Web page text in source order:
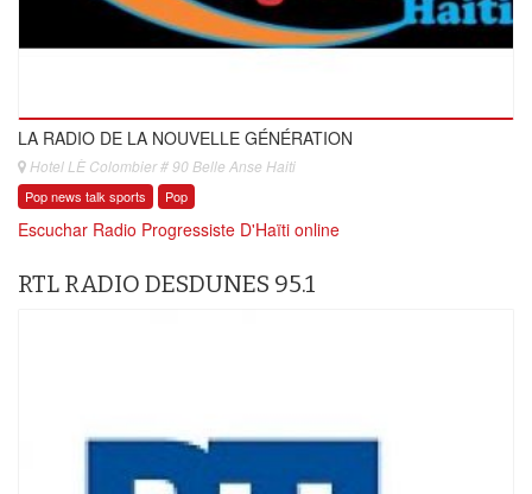
LA RADIO DE LA NOUVELLE GÉNÉRATION
Hotel LÈ Colombier # 90 Belle Anse Haiti
Pop news talk sports Pop
Escuchar Radio Progressiste D'Haïti online
RTL RADIO DESDUNES 95.1